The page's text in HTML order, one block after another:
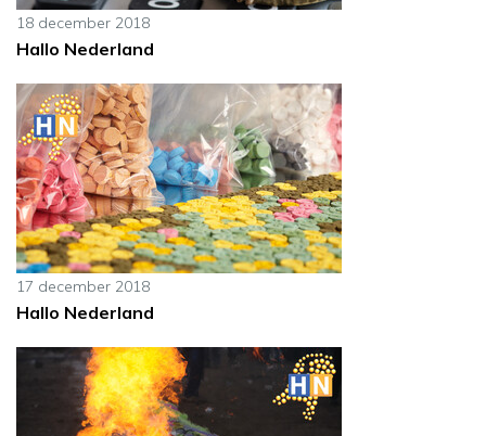
18 december 2018
Hallo Nederland
17 december 2018
Hallo Nederland